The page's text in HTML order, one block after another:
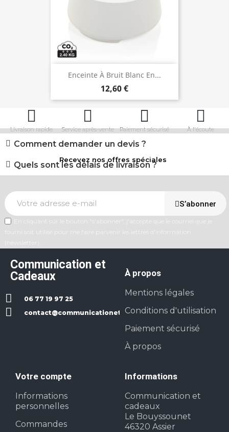
Enceinte À Bruit Blanc En...
12,60 €
Livraison rapide Service après-vente Paiement sécurisé À l'écoute
Comment demander un devis ?
Quels sont les délais de livraison ?
Recevez nos offres spéciales
S’abonner
Communication et
Cadeaux
06 77 19 97 25
contact@communicationetcadeaux.fr
À propos
Mentions légales
Conditions d'utilisation
Paiement sécurisé
À propos
Votre compte
Informations
personnelles
Commandes
Informations
Communication et
cadeaux
Le Bouyssounet
46320 Assier